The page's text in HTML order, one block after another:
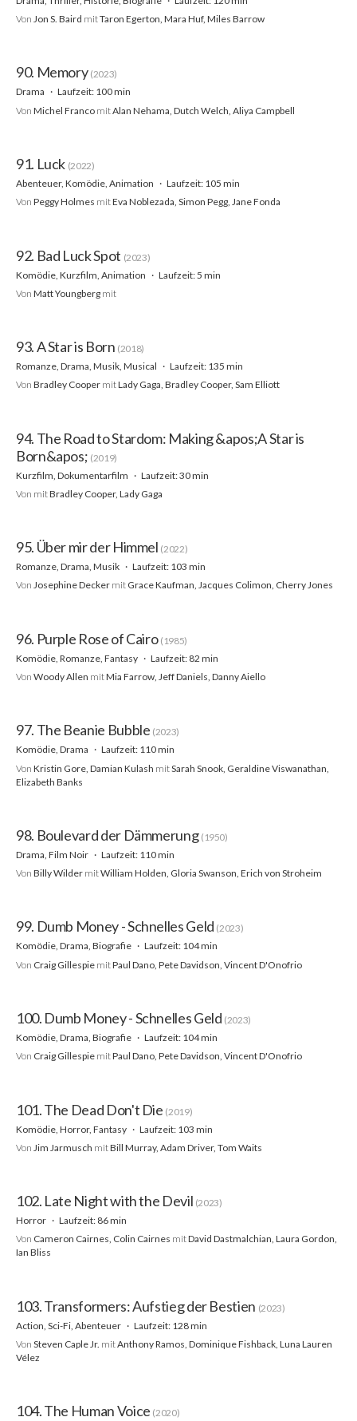
Von Jon S. Baird mitTaron Egerton, Mara Huf, Miles Barrow
90. Memory (2023)
Drama
Laufzeit: 100 min
Von Michel Franco mitAlan Nehama, Dutch Welch, Aliya Campbell
91. Luck (2022)
Abenteuer, Komödie, Animation
Laufzeit: 105 min
Von Peggy Holmes mitEva Noblezada, Simon Pegg, Jane Fonda
92. Bad Luck Spot (2023)
Komödie, Kurzfilm, Animation
Laufzeit: 5 min
Von Matt Youngberg mit
93. A Star is Born (2018)
Romanze, Drama, Musik, Musical
Laufzeit: 135 min
Von Bradley Cooper mitLady Gaga, Bradley Cooper, Sam Elliott
94. The Road to Stardom: Making &apos;A Star is
Born&apos; (2019)
Kurzfilm, Dokumentarfilm
Laufzeit: 30 min
Von mitBradley Cooper, Lady Gaga
95. Über mir der Himmel (2022)
Romanze, Drama, Musik
Laufzeit: 103 min
Von Josephine Decker mit Grace Kaufman, Jacques Colimon, Cherry Jones
96. Purple Rose of Cairo (1985)
Komödie, Romanze, Fantasy
Laufzeit: 82 min
Von Woody Allen mitMia Farrow, Jeff Daniels, Danny Aiello
97. The Beanie Bubble (2023)
Komödie, Drama
Laufzeit: 110 min
Von Kristin Gore, Damian Kulash mitSarah Snook, Geraldine Viswanathan,
Elizabeth Banks
98. Boulevard der Dämmerung (1950)
Drama, Film Noir
Laufzeit: 110 min
Von Billy Wilder mitWilliam Holden, Gloria Swanson, Erich von Stroheim
99. Dumb Money - Schnelles Geld (2023)
Komödie, Drama, Biografie
Laufzeit: 104 min
Von Craig Gillespie mitPaul Dano, Pete Davidson, Vincent D'Onofrio
100. Dumb Money - Schnelles Geld (2023)
Komödie, Drama, Biografie
Laufzeit: 104 min
Von Craig Gillespie mitPaul Dano, Pete Davidson, Vincent D'Onofrio
101. The Dead Don't Die (2019)
Komödie, Horror, Fantasy
Laufzeit: 103 min
Von Jim Jarmusch mitBill Murray, Adam Driver, Tom Waits
102. Late Night with the Devil (2023)
Horror
Laufzeit: 86 min
Von Cameron Cairnes, Colin Cairnes mitDavid Dastmalchian, Laura Gordon,
Ian Bliss
103. Transformers: Aufstieg der Bestien (2023)
Action, Sci-Fi, Abenteuer
Laufzeit: 128 min
Von Steven Caple Jr. mitAnthony Ramos, Dominique Fishback, Luna Lauren
Vélez
104. The Human Voice (2020)